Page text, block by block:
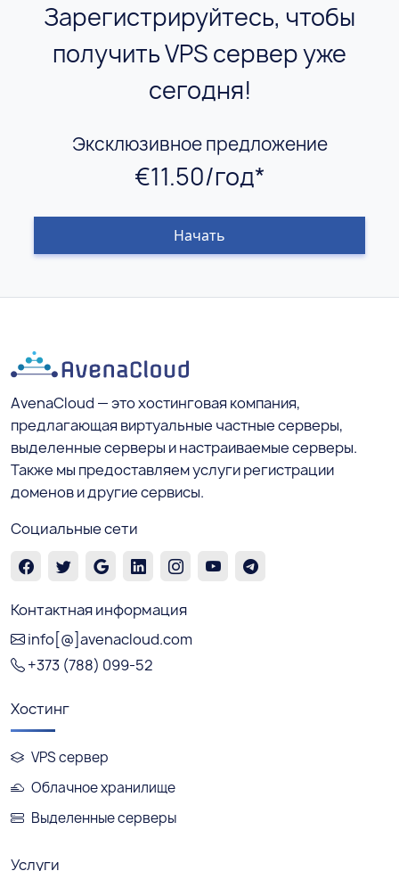
Зарегистрируйтесь, чтобы
получить VPS сервер уже
сегодня!
Эксклюзивное предложение
€11.50/год*
Начать
AvenaCloud — это хостинговая компания,
предлагающая виртуальные частные серверы,
выделенные серверы и настраиваемые серверы.
Также мы предоставляем услуги регистрации
доменов и другие сервисы.
Социальные сети
Контактная информация
info[@]avenacloud.com
+373 (788) 099-52
Хостинг
VPS сервер
Облачное хранилище
Выделенные серверы
Услуги